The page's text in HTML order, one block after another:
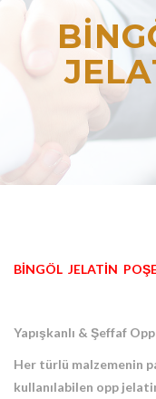
BİNGÖL JELATİN
Yapışkanlı & Şeffaf
Her türlü malzemenin
kullanılabilen opp